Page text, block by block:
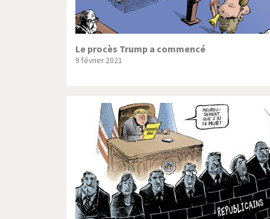
Le procès Trump a commencé
9 février 2021